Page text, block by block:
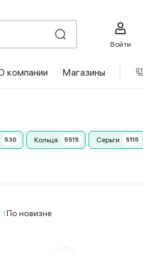
Войти
компании Магазины
Кольца Серьги
По новизне